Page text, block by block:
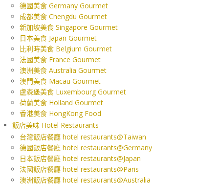
德國美食 Germany Gourmet
成都美食 Chengdu Gourmet
新加坡美食 Singapore Gourmet
日本美食 Japan Gourmet
比利時美食 Belgium Gourmet
法國美食 France Gourmet
澳洲美食 Australia Gourmet
澳門美食 Macau Gourmet
盧森堡美食 Luxembourg Gourmet
荷蘭美食 Holland Gourmet
香港美食 HongKong Food
飯店美味 Hotel Restaurants
台灣飯店餐廳 hotel restaurants@Taiwan
德國飯店餐廳 hotel restaurants@Germany
日本飯店餐廳 hotel restaurants@Japan
法國飯店餐廳 hotel restaurants@Paris
澳洲飯店餐廳 hotel restaurants@Australia